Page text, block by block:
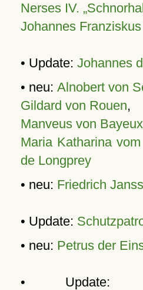
Nerses IV.
Johannes
• Update: Johannes
• neu: Alnobert von
Gildard von Rouen,
Manveus von Bayeux
Maria Katharina
de Longprey
• neu: Friedrich
• Update:
• neu: Petrus der
• Update: